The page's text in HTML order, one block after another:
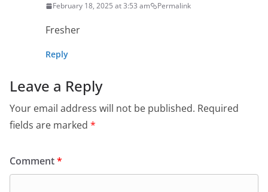
February 18, 2025 at 3:53 am Permalink
Fresher
Reply
Leave a Reply
Your email address will not be published. Required
fields are marked *
Comment*